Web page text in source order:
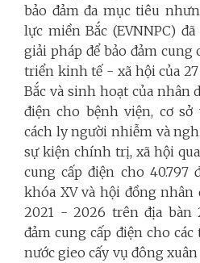
bảo đảm đa mục tiêu
lực miền Bắc (EVNNPC)
giải pháp để bảo đảm cung
triển kinh tế - xã hội của
Bắc và sinh hoạt của nhân
điện cho bệnh viện, cơ
cách ly người nhiễm và
sự kiện chính trị, xã hội
cung cấp điện cho 40.797
khóa XV và hội đồng nhân
2021 - 2026 trên địa bàn
đảm cung cấp điện cho
nước gieo cấy vụ đông